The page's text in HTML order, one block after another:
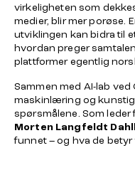
virkeligheten som
medier, blir mer porøse.
utviklingen kan bidra til
hvordan preger
plattformer egentlig
Sammen med AI-lab
maskinlæring og kunstig
spørsmålene. Som leder
Morten Langfeldt
funnet – og hva de betyr